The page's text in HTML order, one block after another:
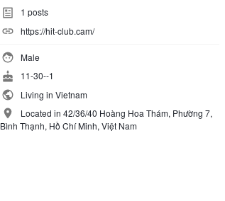
1 posts
https://hit-club.cam/
Male
11-30--1
Living in Vietnam
Located in 42/36/40 Hoàng Hoa Thám, Phường 7,
Bình Thạnh, Hồ Chí Minh, Việt Nam